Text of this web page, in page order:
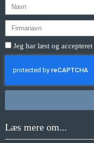
Jeg har læst og accepteret
Læs mere om...